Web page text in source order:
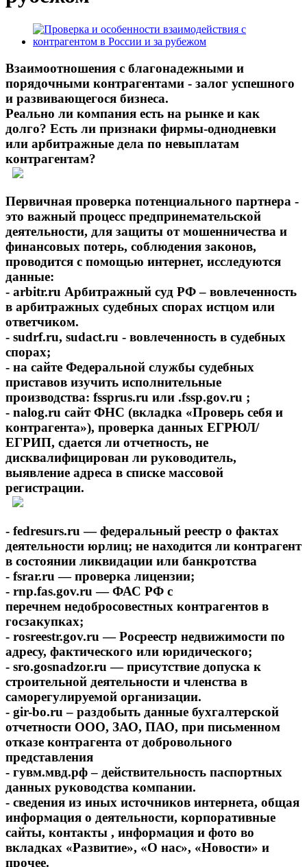
Взаимоотношения с благонадежными и
порядочными контрагентами - залог успешного
и развивающегося бизнеса.
Реально ли компания есть на рынке и как
долго? Есть ли признаки фирмы-однодневки
или арбитражные дела по невыплатам
контрагентам?
Первичная проверка потенциального партнера -
это важный процесс предпринемательской
деятельности, для защиты от мошенничества и
финансовых потерь, соблюдения законов,
проводится с помощью интернет, исследуются
данные:
- arbitr.ru Арбитражный суд РФ – вовлеченность
в арбитражных судебных спорах истцом или
ответчиком.
- sudrf.ru, sudact.ru - вовлеченность в судебных
спорах;
- на сайте Федеральной службы судебных
приставов изучить исполнительные
производства: fssprus.ru или .fssp.gov.ru ;
- nalog.ru сайт ФНС (вкладка «Проверь себя и
контрагента»), проверка данных ЕГРЮЛ/
ЕГРИП, сдается ли отчетность, не
дисквалифицирован ли руководитель,
выявление адреса в списке массовой
регистрации.
- fedresurs.ru — федеральный реестр о фактах
деятельности юрлиц; не находится ли контрагент
в состоянии ликвидации или банкротства
- fsrar.ru — проверка лицензии;
- rnp.fas.gov.ru — ФАС РФ с
перечнем недобросовестных контрагентов в
госзакупках;
- rosreestr.gov.ru — Росреестр недвижимости по
адресу, фактического или юридического;
- sro.gosnadzor.ru — присутствие допуска к
строительной деятельности и членства в
саморегулируемой организации.
- gir-bo.ru – раздобыть данные бухгалтерской
отчетности ООО, ЗАО, ПАО, при письменном
отказе контрагента от добровольного
представления
- гувм.мвд.рф – действительность паспортных
данных руководства компании.
- сведения из иных источников интернета, общая
информация о деятельности, корпоративные
сайты, контакты , информация и фото во
вкладках «Развитие», «О нас», «Новости» и
прочее.